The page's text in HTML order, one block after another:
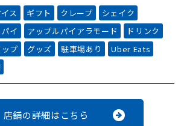
ス ギフト クレープ
シェイク
イ アップルパイアラモード
ドリンク
プ グッズ 駐車場あり
Uber Eats
店舗の詳細はこちら